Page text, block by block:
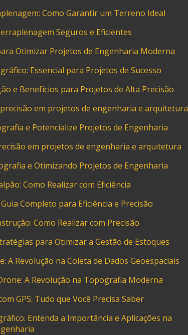
Como Garantir um Terreno Ideal
Seguros e Eficientes
Otimizar Projetos de Engenharia Moderna
Essencial para Projetos de Sucesso
e Benefícios para Projetos de Alta Precisão
em projetos de engenharia e arquitetura
e Potencialize Projetos de Engenharia
em projetos de engenharia e arquitetura
e Otimizando Projetos de Engenharia
Como Realizar com Eficiência
Completo para Eficiência e Precisão
Como Realizar com Precisão
para Otimizar a Gestão de Estoques
Revolução na Coleta de Dados Geoespaciais
A Revolução na Topografia Moderna
GPS: Tudo que Você Precisa Saber
Entenda a Importância e Aplicações na